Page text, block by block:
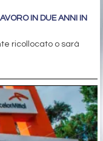
IN DUE ANNI IN
ricollocato o sarà